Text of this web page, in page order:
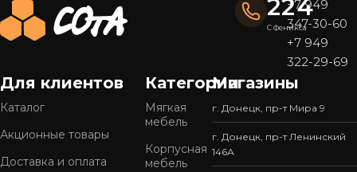
224
С Феникса
+7 949
347-30-60
+7 949
322-29-69
Для клиентов
Каталог
Акционные товары
Доставка и оплата
Категории
Мягкая
мебель
Корпусная
мебель
Магазины
г. Донецк, пр-т Мира 9
г. Донецк, пр-т Ленинский
146А